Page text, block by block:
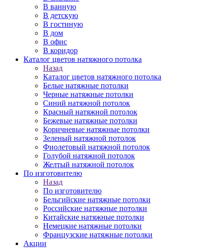
В ванную
В детскую
В гостиную
В дом
В офис
В коридор
Каталог цветов натяжного потолка
Назад
Каталог цветов натяжного потолка
Белые натяжные потолки
Черные натяжные потолки
Синий натяжной потолок
Красный натяжной потолок
Бежевые натяжные потолки
Коричневые натяжные потолки
Зеленый натяжной потолок
Фиолетовый натяжной потолок
Голубой натяжной потолок
Желтый натяжной потолок
По изготовителю
Назад
По изготовителю
Бельгийские натяжные потолки
Российские натяжные потолки
Китайские натяжные потолки
Немецкие натяжные потолки
Французские натяжные потолки
Акции